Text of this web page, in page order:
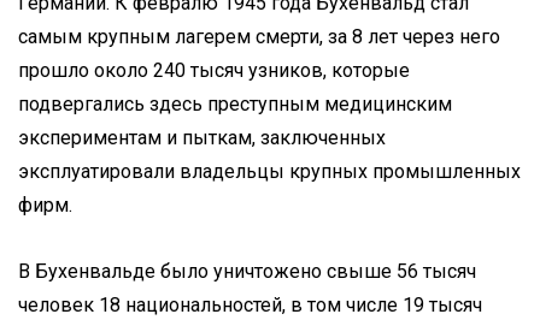
самым крупным лагерем смерти, за 8 лет через него
прошло около 240 тысяч узников, которые
подвергались здесь преступным медицинским
экспериментам и пыткам, заключенных
эксплуатировали владельцы крупных промышленных
фирм.
В Бухенвальде было уничтожено свыше 56 тысяч
человек 18 национальностей, в том числе 19 тысяч